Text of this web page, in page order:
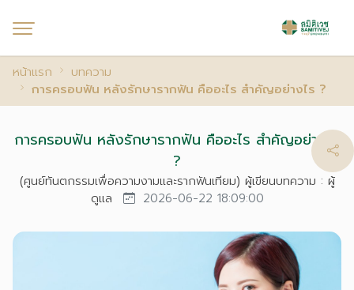
หน้าแรก
บทความ
การครอบฟัน หลังรักษารากฟัน คืออะไร สำคัญอย่างไร ?
การครอบฟัน หลังรักษารากฟัน คืออะไร สำคัญอย่างไร
?
(ศูนย์ทันตกรรมเพื่อความงามและรากฟันเทียม) ผู้เขียนบทความ : ผู้
ดูแล
2026-06-22 18:09:00